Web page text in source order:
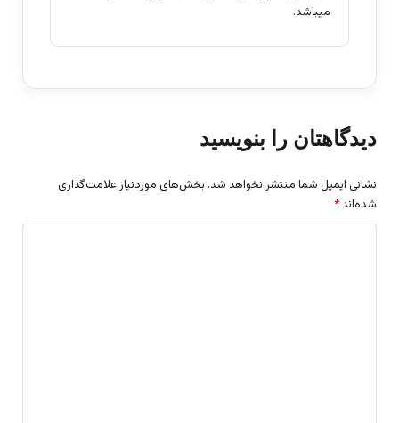
میباشد.
دیدگاهتان را بنویسید
نشانی ایمیل شما منتشر نخواهد شد. بخش‌های موردنیاز علامت‌گذاری
شده‌اند *